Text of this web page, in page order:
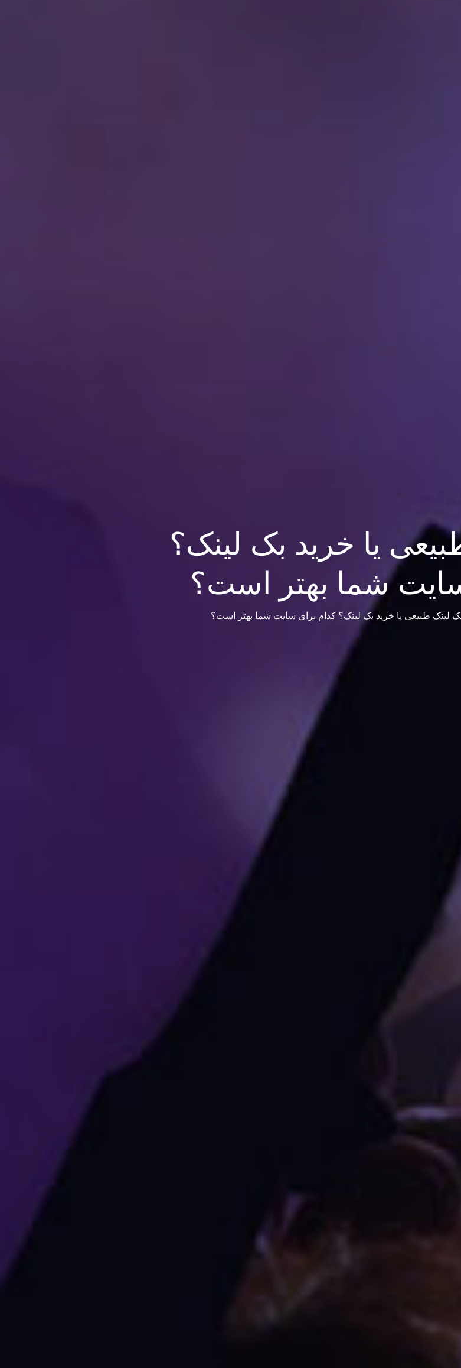
یا خرید بک لینک؟
شما بهتر است؟
لینک طبیعی یا خرید بک لینک؟ کدام برای سایت شما بهتر است؟